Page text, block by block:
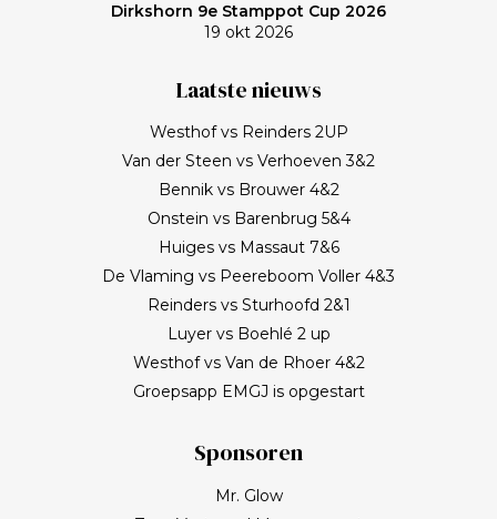
Dirkshorn 9e Stamppot Cup 2026
19 okt 2026
Laatste nieuws
Westhof vs Reinders 2UP
Van der Steen vs Verhoeven 3&2
Bennik vs Brouwer 4&2
Onstein vs Barenbrug 5&4
Huiges vs Massaut 7&6
De Vlaming vs Peereboom Voller 4&3
Reinders vs Sturhoofd 2&1
Luyer vs Boehlé 2 up
Westhof vs Van de Rhoer 4&2
Groepsapp EMGJ is opgestart
Sponsoren
Mr. Glow